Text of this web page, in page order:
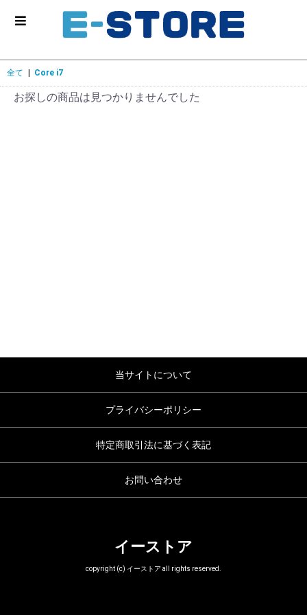
全て Core i7
お探しの商品は見つかりませんでした
当サイトについて
プライバシーポリシー
特定商取引法に基づく表記
お問い合わせ
イーストア
copyright (c) イーストア all rights reserved.